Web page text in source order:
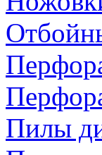
Пилы